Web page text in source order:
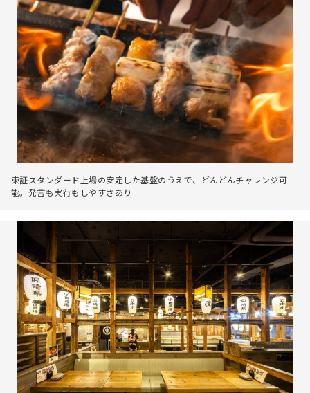
東証スタンダード上場の安定した基盤のうえで、どんどんチャレンジ可
能。発言も実行もしやすさあり